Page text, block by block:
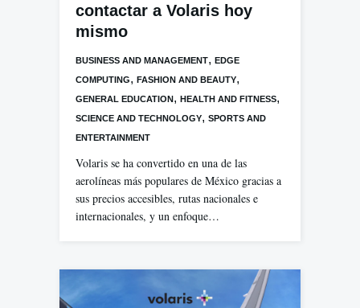
contactar a Volaris hoy
mismo
BUSINESS AND MANAGEMENT, EDGE
COMPUTING, FASHION AND BEAUTY,
GENERAL EDUCATION, HEALTH AND FITNESS,
SCIENCE AND TECHNOLOGY, SPORTS AND
ENTERTAINMENT
Volaris se ha convertido en una de las
aerolíneas más populares de México gracias a
sus precios accesibles, rutas nacionales e
internacionales, y un enfoque…